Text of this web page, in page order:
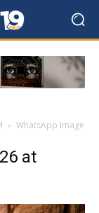
WhatsApp Image
at